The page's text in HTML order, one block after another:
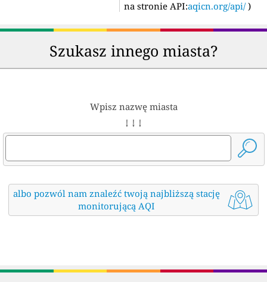
na stronie API:aqicn.org/api/ )
Szukasz innego miasta?
Wpisz nazwę miasta
↓ ↓ ↓
albo pozwól nam znaleźć twoją najbliższą stację
monitorującą AQI